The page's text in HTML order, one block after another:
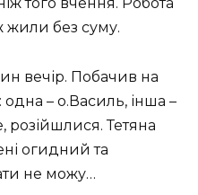
того вчення. Робота
жили без суму.
вечір. Побачив на
одна – о.Василь, інша –
Тетяна
огидний та
не можу…